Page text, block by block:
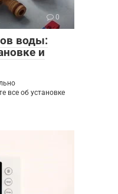
0
воды:
и
все об установке